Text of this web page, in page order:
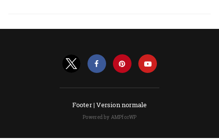
Footer |Version normale
Powered by AMPforWP